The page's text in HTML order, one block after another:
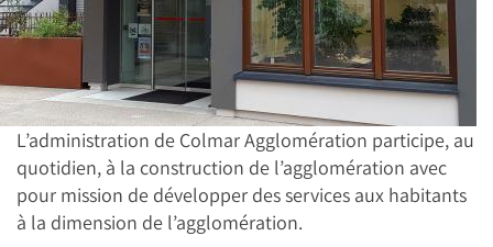
L’administration de Colmar Agglomération participe, au
quotidien, à la construction de l’agglomération avec
pour mission de développer des services aux habitants
à la dimension de l’agglomération.